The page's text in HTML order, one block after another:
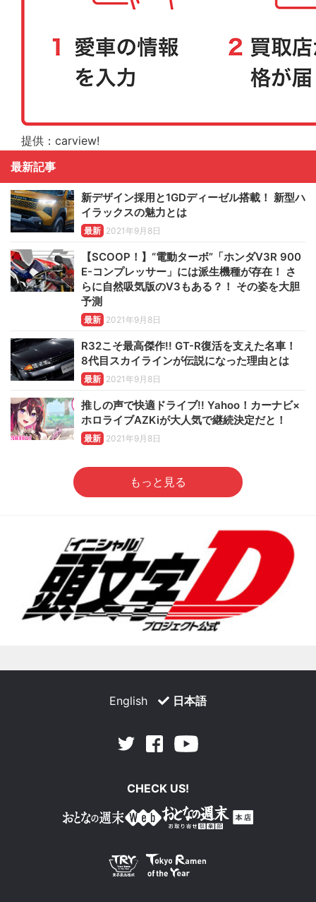
提供：carview!
最新記事
新デザイン採用と1GDディーゼル搭載！ 新型ハ
イラックスの魅力とは
最新 2021年9月8日
【SCOOP！】“電動ターボ”「ホンダV3R 900
E-コンプレッサー」には派生機種が存在！ さ
らに自然吸気版のV3もある？！ その姿を大胆
予測
最新 2021年9月8日
R32こそ最高傑作!! GT-R復活を支えた名車！
8代目スカイラインが伝説になった理由とは
最新 2021年9月8日
推しの声で快適ドライブ!! Yahoo！カーナビ×
ホロライブAZKiが大人気で継続決定だと！
最新 2021年9月8日
もっと見る
English 日本語
Twitter Facebook
CHECK US!